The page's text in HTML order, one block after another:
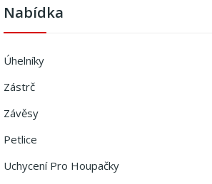
Nabídka
Úhelníky
Zástrč
Závěsy
Petlice
Uchycení Pro Houpačky